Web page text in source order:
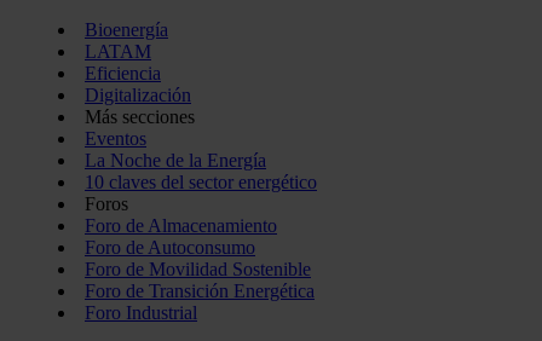
Bioenergía
LATAM
Eficiencia
Digitalización
Más secciones
Eventos
La Noche de la Energía
10 claves del sector energético
Foros
Foro de Almacenamiento
Foro de Autoconsumo
Foro de Movilidad Sostenible
Foro de Transición Energética
Foro Industrial